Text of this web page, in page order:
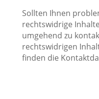
Sollten Ihnen
rechtswidrige
umgehend zu
rechtswidrigen
finden die